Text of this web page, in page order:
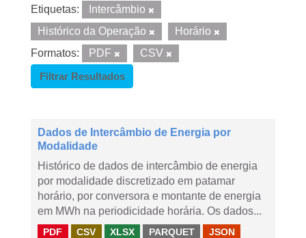
Etiquetas:
Intercâmbio
Histórico da Operação
Horário
Formatos:
PDF
CSV
Filtrar Resultados
Dados de Intercâmbio de Energia por
Modalidade
Histórico de dados de intercâmbio de energia
por modalidade discretizado em patamar
horário, por conversora e montante de energia
em MWh na periodicidade horária. Os dados...
PDF CSV XLSX PARQUET JSON